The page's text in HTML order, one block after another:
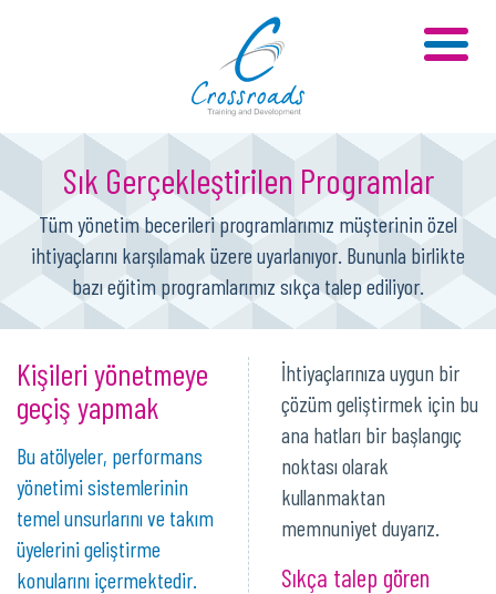
Sık Gerçekleştirilen Programlar
Tüm yönetim becerileri programlarımız müşterinin özel
ihtiyaçlarını karşılamak üzere uyarlanıyor. Bununla birlikte
bazı eğitim programlarımız sıkça talep ediliyor.
Kişileri yönetmeye
geçiş yapmak
Bu atölyeler, performans
yönetimi sistemlerinin
temel unsurlarını ve takım
üyelerini geliştirme
konularını içermektedir.
İhtiyaçlarınıza uygun bir
çözüm geliştirmek için bu
ana hatları bir başlangıç
noktası olarak
kullanmaktan
memnuniyet duyarız.
Sıkça talep gören